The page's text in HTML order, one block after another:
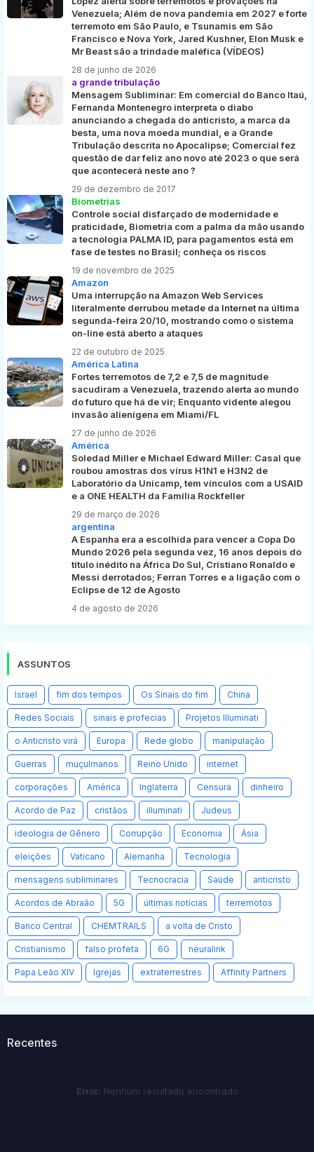
Venezuela; Além de nova pandemia em 2027 e forte
terremoto em São Paulo, e Tsunamis em São
Francisco e Nova York, Jared Kushner, Elon Musk e
Mr Beast são a trindade maléfica (VÍDEOS)
28 de junho de 2026
a grande tribulação
Mensagem Subliminar: Em comercial do Banco Itaú,
Fernanda Montenegro interpreta o diabo
anunciando a chegada do anticristo, a marca da
besta, uma nova moeda mundial, e a Grande
Tribulação descrita no Apocalipse; Comercial fez
questão de dar feliz ano novo até 2023 o que será
que acontecerá neste ano ?
29 de dezembro de 2017
Biometrias
Controle social disfarçado de modernidade e
praticidade, Biometria com a palma da mão usando
a tecnologia PALMA ID, para pagamentos está em
fase de testes no Brasil; conheça os riscos
19 de novembro de 2025
Amazon
Uma interrupção na Amazon Web Services
literalmente derrubou metade da Internet na última
segunda-feira 20/10, mostrando como o sistema
on-line está aberto a ataques
22 de outubro de 2025
América Latina
Fortes terremotos de 7,2 e 7,5 de magnitude
sacudiram a Venezuela, trazendo alerta ao mundo
do futuro que há de vir; Enquanto vidente alegou
invasão alienígena em Miami/FL
27 de junho de 2026
América
Soledad Miller e Michael Edward Miller: Casal que
roubou amostras dos vírus H1N1 e H3N2 de
Laboratório da Unicamp, tem vínculos com a USAID
e a ONE HEALTH da Família Rockfeller
29 de março de 2026
argentina
A Espanha era a escolhida para vencer a Copa Do
Mundo 2026 pela segunda vez, 16 anos depois do
título inédito na África Do Sul, Cristiano Ronaldo e
Messi derrotados; Ferran Torres e a ligação com o
Eclipse de 12 de Agosto
4 de agosto de 2026
ASSUNTOS
Israel fim dos tempos Os Sinais do fim China
Redes Sociais sinais e profecias Projetos Illuminati
o Anticristo virá Europa Rede globo manipulação
Guerras muçulmanos Reino Unido internet
corporações América Inglaterra Censura dinheiro
Acordo de Paz cristãos illuminati Judeus
ideologia de Gênero Corrupção Economia Ásia
eleições Vaticano Alemanha Tecnologia
mensagens subliminares Tecnocracia Saúde anticristo
Acordos de Abraão 5G últimas notícias terremotos
Banco Central CHEMTRAILS a volta de Cristo
Cristianismo falso profeta 6G neuralink
Papa Leão XIV Igrejas extraterrestres Affinity Partners
Recentes
Error: Nenhum resultado encontrado